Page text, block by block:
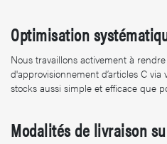
Optimisation
Nous travaillons activement à
d'approvisionnement d’articles C
stocks aussi simple et efficace que
Modalités de livraison